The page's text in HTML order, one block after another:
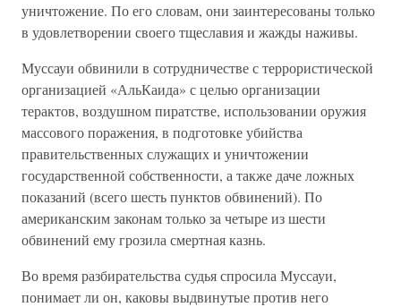
уничтожение. По его словам, они заинтересованы только
в удовлетворении своего тщеславия и жажды наживы.
Муссауи обвинили в сотрудничестве с террористической
организацией «АльКаида» с целью организации
терактов, воздушном пиратстве, использовании оружия
массового поражения, в подготовке убийства
правительственных служащих и уничтожении
государственной собственности, а также даче ложных
показаний (всего шесть пунктов обвинений). По
американским законам только за четыре из шести
обвинений ему грозила смертная казнь.
Во время разбирательства судья спросила Муссауи,
понимает ли он, каковы выдвинутые против него